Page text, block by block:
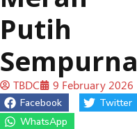
Putih
Sempurna
TBDC 9 February 2026
Facebook
Twitter
WhatsApp